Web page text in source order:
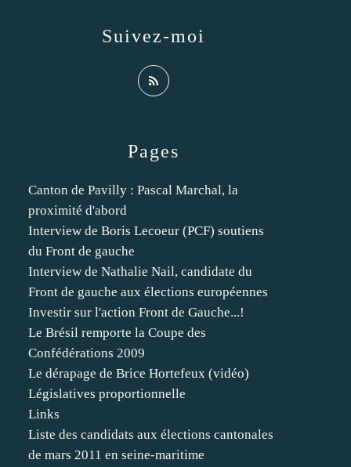
Pages
Canton de Pavilly : Pascal Marchal, la
proximité d'abord
Interview de Boris Lecoeur (PCF) soutiens
du Front de gauche
Interview de Nathalie Nail, candidate du
Front de gauche aux élections européennes
Investir sur l'action Front de Gauche...!
Le Brésil remporte la Coupe des
Confédérations 2009
Le dérapage de Brice Hortefeux (vidéo)
Législatives proportionnelle
Links
Liste des candidats aux élections cantonales
de mars 2011 en seine-maritime
Suivez-moi